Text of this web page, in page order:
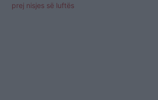
prej nisjes së luftës